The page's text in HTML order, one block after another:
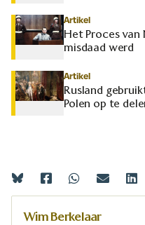
Artikel
Het Proces van
misdaad werd
Artikel
Rusland
Polen op te
Wim Berkelaar